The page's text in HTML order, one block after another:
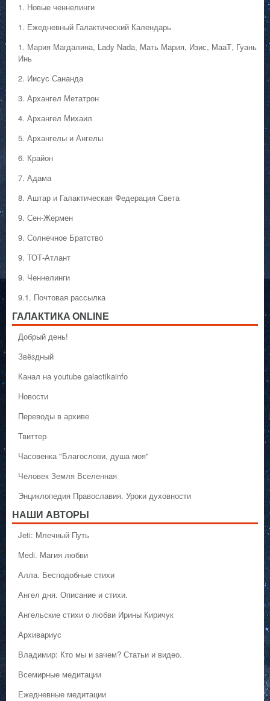
1. Hовые ченнелинги
1. Ежедневный Галактический Календарь
1. Мария Магдалина, Lady Nada, Мать Мария, Изис, МааТ, Гуань
Инь
2. Иисус Сананда
3. Архангел Метатрон
4. Архангел Михаил
5. Архангелы и Ангелы
6. Крайон
7. Адама
8. Аштар и Галактическая Федерация Света
9. Сен-Жермен
9. Солнечное Братство
9. ТОТ-Атлант
9. Ченнелинги
9.1. Почтовая рассылка
ГАЛАКТИКA ONLINE
Добрый день!
Звёздный
Канал на youtube galactikainfo
Новости
Переводы в архиве
Твиттер
Часовенка "Благослови, душа моя"
Человек Земля Вселенная
Энциклопедия Православия. Уроки духовности
НАШИ АВТОРЫ
Jeti: Млечный Путь
Medi. Магия любви
Алла. Бесподобные стихи
Ангел дня. Описание и стихи.
Ангельские стихи о любви Ирины Киричук
Архивариус
Владимир: Кто мы и зачем? Статьи и видео.
Всемирные медитации
Ежедневные медитации